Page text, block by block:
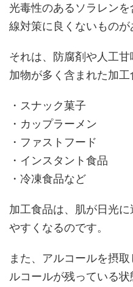
光毒性のあるソラレン
線対策に良くないものが
それは、防腐剤や人工
加物が多く含まれた加工
・スナック菓子
・カップラーメン
・ファストフード
・インスタント食品
・冷凍食品など
加工食品は、肌が日光
やすくなるのです。
また、アルコールを摂
ルコールが残っている